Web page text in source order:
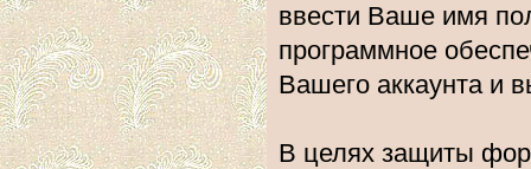
ввести Ваше имя
программное
Вашего аккаунта и
В целях защиты